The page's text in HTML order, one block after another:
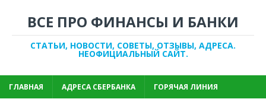
ВСЕ ПРО ФИНАНСЫ И БАНКИ
СТАТЬИ, НОВОСТИ, СОВЕТЫ, ОТЗЫВЫ, АДРЕСА.
НЕОФИЦИАЛЬНЫЙ САЙТ.
ГЛАВНАЯ АДРЕСА СБЕРБАНКА ГОРЯЧАЯ ЛИНИЯ